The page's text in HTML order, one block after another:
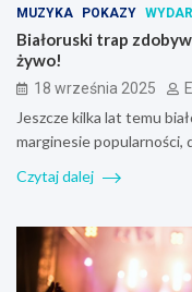
MUZYKA POKAZY
Białoruski trap
żywo!
18 września 2025
Jeszcze kilka lat temu
marginesie popularności,
Czytaj dalej